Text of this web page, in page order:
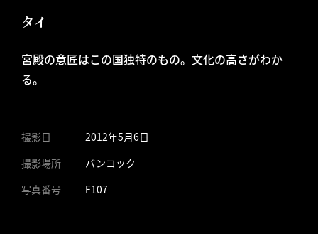
タイ
宮殿の意匠はこの国独特のもの。文化の高さがわか
る。
撮影日
2012年5月6日
撮影場所
バンコック
写真番号
F107